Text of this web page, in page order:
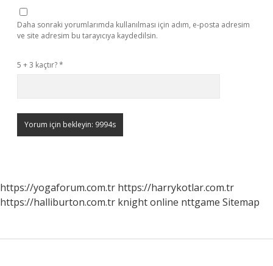
Daha sonraki yorumlarımda kullanılması için adım, e-posta adresim
ve site adresim bu tarayıcıya kaydedilsin.
5 + 3 kaçtır?*
https://yogaforum.com.tr https://harrykotlar.com.tr
https://halliburton.com.tr knight online nttgame Sitemap